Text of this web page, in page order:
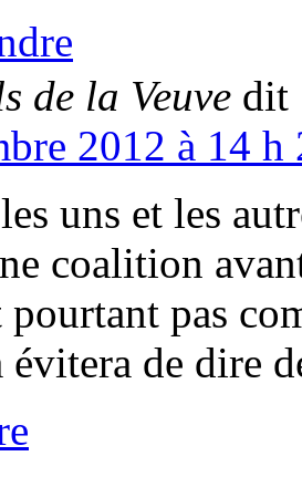
de la Veuve dit
2012 à 14
uns et les
coalition
pourtant pas
évitera de dire